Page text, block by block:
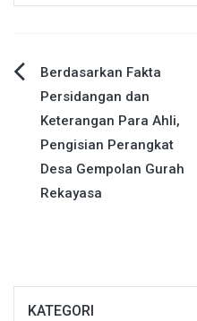
Navigasi
pos
Berdasarkan Fakta
Persidangan dan
Keterangan Para Ahli,
Pengisian Perangkat
Desa Gempolan Gurah
Rekayasa
KATEGORI